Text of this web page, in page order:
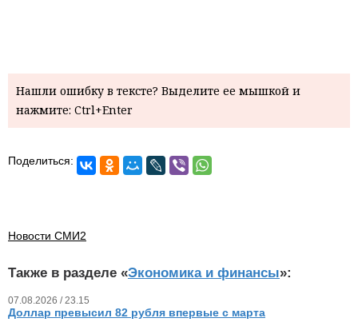
Нашли ошибку в тексте? Выделите ее мышкой и
нажмите: Ctrl+Enter
Поделиться:
Новости СМИ2
Также в разделе «Экономика и финансы»:
07.08.2026 / 23.15
Доллар превысил 82 рубля впервые с марта